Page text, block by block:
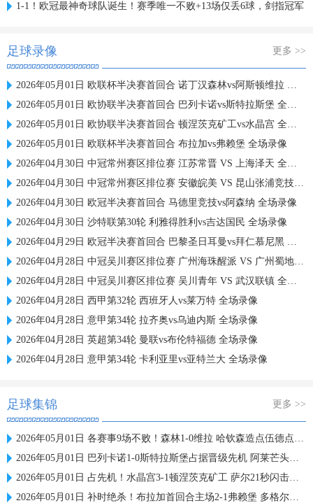
1-1！欧冠最神奇球队诞生！赛季唯一不败+13场仅丢6球，剑指冠军
足球录像 更多 >>
2026年05月01日 欧联杯半决赛首回合 诺丁汉森林vs阿斯顿维拉 全场录像
2026年05月01日 欧协联半决赛首回合 巴列卡诺vs斯特拉斯堡 全场录像
2026年05月01日 欧协联半决赛首回合 顿涅茨克矿工vs水晶宫 全场录像
2026年05月01日 欧联杯半决赛首回合 布拉加vs弗赖堡 全场录像
2026年04月30日 中冠常州赛区排位赛 江苏常晋 VS 上海泽天 全场录像
2026年04月30日 中冠常州赛区排位赛 安徽皖美 VS 昆山张浦竞技 全场录像
2026年04月30日 欧冠半决赛首回合 马德里竞技vs阿森纳 全场录像
2026年04月30日 沙特联第30轮 利雅得胜利vs吉达国民 全场录像
2026年04月29日 欧冠半决赛首回合 巴黎圣日耳曼vs拜仁慕尼黑 全场录像
2026年04月28日 中冠吴川赛区排位赛 广州海珠醒派 VS 广州蜀地红 全场录像
2026年04月28日 中冠吴川赛区排位赛 吴川青年 VS 武汉联镇 全场录像
2026年04月28日 西甲第32轮 西班牙人vs莱万特 全场录像
2026年04月28日 意甲第34轮 拉齐奥vs乌迪内斯 全场录像
2026年04月28日 英超第34轮 曼联vs布伦特福德 全场录像
2026年04月28日 意甲第34轮 卡利亚里vs亚特兰大 全场录像
足球集锦 更多 >>
2026年05月01日 各赛事9场不败！森林1-0维拉 哈钦森造点伍德点射沃特金斯失良机
2026年05月01日 巴列卡诺1-0斯特拉斯堡占据晋级先机 阿莱芒头球制胜
2026年05月01日 占先机！水晶宫3-1顿涅茨克矿工 萨尔21秒闪击欧协联历史最快
2026年05月01日 补时绝杀！布拉加首回合主场2-1弗赖堡 多格尔斯破门蒂纳兹建功